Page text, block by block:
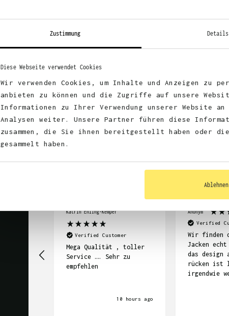
Zustimmung Details
Diese Webseite verwendet Cookies
Wir verwenden Cookies, um Inhalte und Anzeigen zu
anbieten zu können und die Zugriffe auf unsere
Informationen zu Ihrer Verwendung unserer Website
Analysen weiter. Unsere Partner führen diese
zusammen, die Sie ihnen bereitgestellt haben oder
gesammelt haben.
Ablehnen
KUNDEN
Katrin Ehling-Kemper
Verified Customer
Mega Qualität , toller
Service …. Sehr zu
empfehlen
10 hours ago
Anonym
Verified
Wir finden
Jacken
das design
rücken ist
irgendwie